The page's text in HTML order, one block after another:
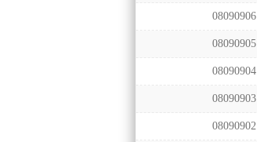
08090906
08090905
08090904
08090903
08090902